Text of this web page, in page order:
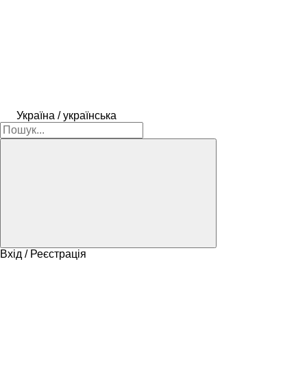
Україна / українська
Вхід / Реєстрація